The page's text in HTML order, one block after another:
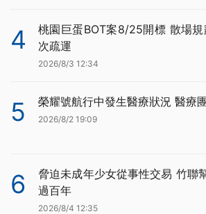
4
桃園巨蛋BOT案8/25開標 散場
次疏運
2026/8/3 12:34
5 榮耀號航行中發生醫療狀況 醫療
2026/8/2 19:09
6
脅迫未成年少女從事性交易 竹聯
過百年
2026/8/4 12:35